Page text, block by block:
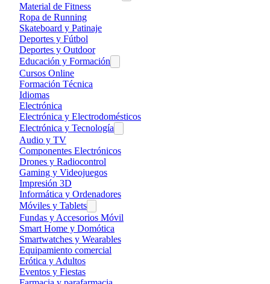
Material de Fitness
Ropa de Running
Skateboard y Patinaje
Deportes y Fútbol
Deportes y Outdoor
Educación y Formación
Cursos Online
Formación Técnica
Idiomas
Electrónica
Electrónica y Electrodomésticos
Electrónica y Tecnología
Audio y TV
Componentes Electrónicos
Drones y Radiocontrol
Gaming y Videojuegos
Impresión 3D
Informática y Ordenadores
Móviles y Tablets
Fundas y Accesorios Móvil
Smart Home y Domótica
Smartwatches y Wearables
Equipamiento comercial
Erótica y Adultos
Eventos y Fiestas